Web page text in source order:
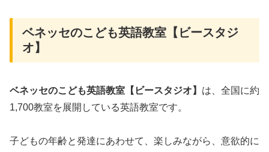
ベネッセのこども英語教室【ビースタジ
オ】
ベネッセのこども英語教室【ビースタジオ】 は、全国に約
1,700教室を展開している英語教室です。
子どもの年齢と発達にあわせて、楽しみながら、意欲的に